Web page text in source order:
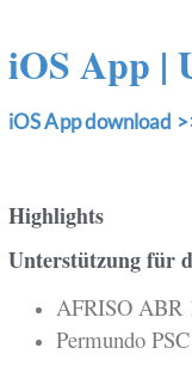
iOS App |
iOS App download
Highlights
Unterstützung für
AFRISO ABR
Permundo